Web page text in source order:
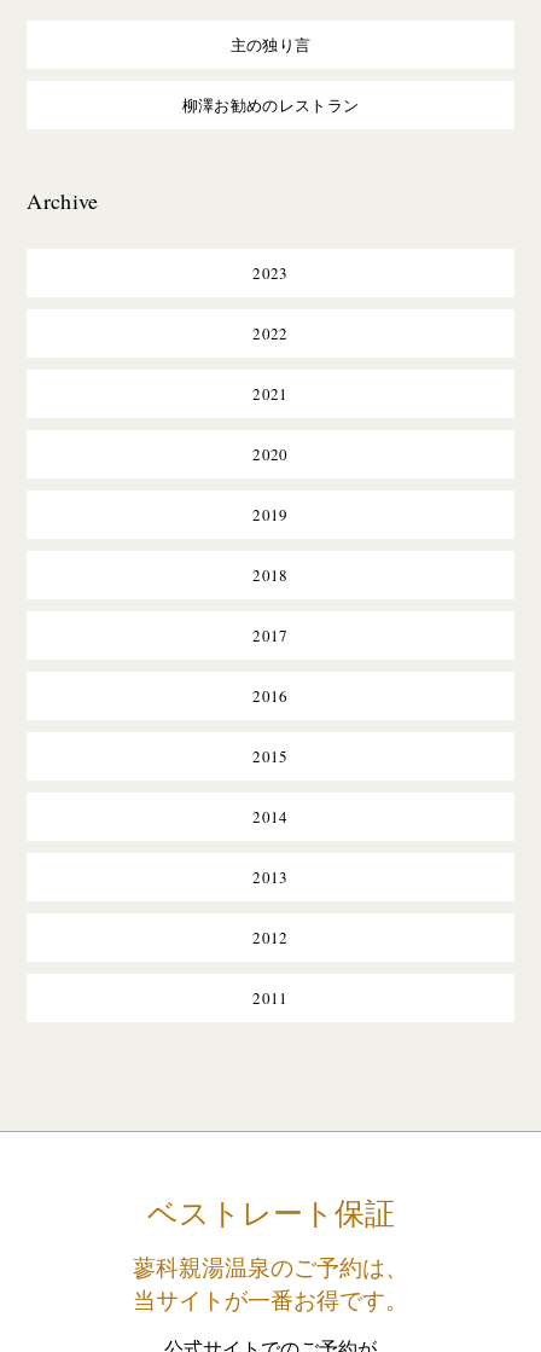
主の独り言
柳澤お勧めのレストラン
Archive
2023
2022
2021
2020
2019
2018
2017
2016
2015
2014
2013
2012
2011
ベストレート保証
蓼科親湯温泉のご予約は、
当サイトが一番お得です。